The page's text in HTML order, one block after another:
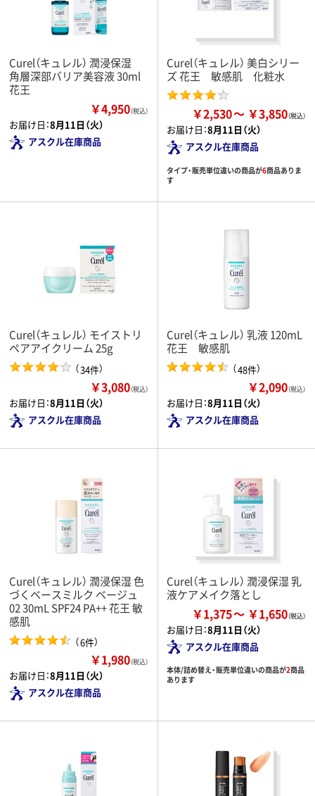
Curel（キュレル） 潤浸保湿
角層深部バリア美容液 30ml
花王
￥4,950（税込）
お届け日：8月11日（火）
アスクル在庫商品
Curel（キュレル） 美白シリー
ズ 花王 敏感肌 化粧水
￥2,530 ￥3,850
お届け日：8月11日（火）
アスクル在庫商品
タイプ・販売単位違いの商品が6商品ありま
す
Curel（キュレル） モイストリ
ペアアイクリーム 25g
（34件）
￥3,080（税込）
お届け日：8月11日（火）
アスクル在庫商品
Curel（キュレル） 乳液 120mL
花王 敏感肌
（48件）
￥2,090（税込）
お届け日：8月11日（火）
アスクル在庫商品
Curel（キュレル） 潤浸保湿 色
づくベースミルク ベージュ
02 30mL SPF24 PA++ 花王 敏
感肌
（6件）
￥1,980（税込）
お届け日：8月11日（火）
アスクル在庫商品
Curel（キュレル） 潤浸保湿 乳
液ケアメイク落とし
￥1,375 ￥1,650
お届け日：8月11日（火）
アスクル在庫商品
本体/詰め替え・販売単位違いの商品が2商品
あります